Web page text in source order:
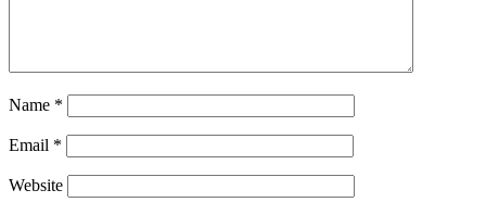
Name *
Email *
Website